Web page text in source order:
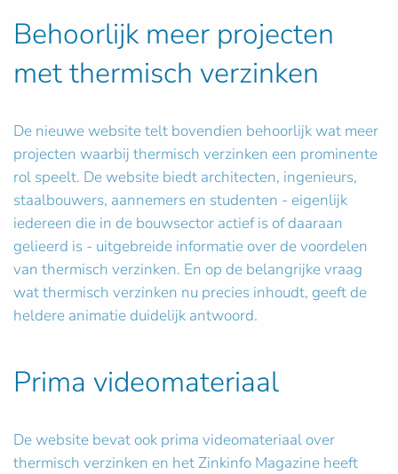
Behoorlijk meer projecten
met thermisch verzinken
De nieuwe website telt bovendien behoorlijk wat meer
projecten waarbij thermisch verzinken een prominente
rol speelt. De website biedt architecten, ingenieurs,
staalbouwers, aannemers en studenten - eigenlijk
iedereen die in de bouwsector actief is of daaraan
gelieerd is - uitgebreide informatie over de voordelen
van thermisch verzinken. En op de belangrijke vraag
wat thermisch verzinken nu precies inhoudt, geeft de
heldere animatie duidelijk antwoord.
Prima videomateriaal
De website bevat ook prima videomateriaal over
thermisch verzinken en het Zinkinfo Magazine heeft